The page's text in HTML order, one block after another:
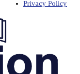
Privacy Policy